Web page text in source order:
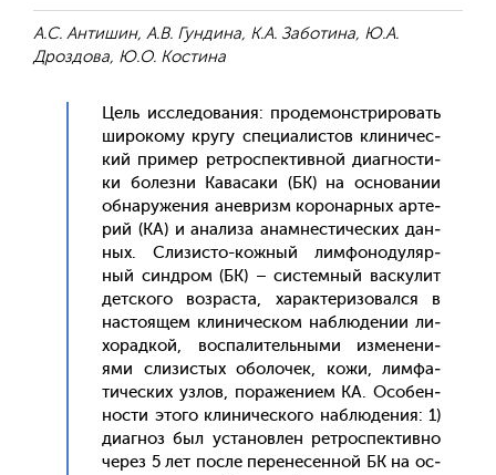
А.С. Антишин, А.В. Гундина, К.А. Заботина, Ю.А.
Дроздова, Ю.О. Костина
Цель ис­сле­дова­ния: про­демонс­три­ровать
ши­роко­му кру­гу спе­ци­алис­тов кли­ничес­
кий при­мер рет­роспек­тивной ди­аг­ности­
ки бо­лез­ни Ка­васа­ки (БК) на ос­но­вании
об­на­руже­ния анев­ризм ко­ронар­ных ар­те­
рий (КА) и ана­лиза анам­нести­чес­ких дан­
ных. Сли­зис­то-кож­ный лим­фо­ноду­ляр­
ный син­дром (БК) – сис­темный вас­ку­лит
дет­ско­го воз­раста, ха­рак­те­ризо­вал­ся в
нас­то­ящем кли­ничес­ком наб­лю­дении ли­
хорад­кой, вос­па­литель­ны­ми из­ме­нени­
ями сли­зис­тых обо­лочек, ко­жи, лим­фа­
тичес­ких уз­лов, по­раже­ни­ем КА. Осо­бен­
ности это­го кли­ничес­ко­го наб­лю­дения: 1)
ди­аг­ноз был ус­та­нов­лен рет­роспек­тивно
че­рез 5 лет пос­ле пе­рене­сен­ной БК на ос­